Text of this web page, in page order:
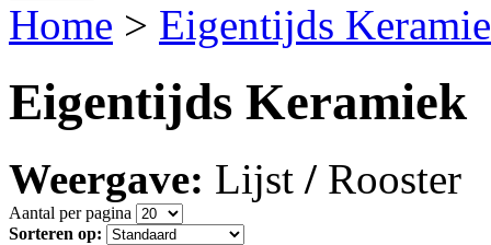
Home > Eigentijds
Eigentijds Keramiek
Weergave: Lijst / Rooster
Aantal per pagina
Sorteren op: